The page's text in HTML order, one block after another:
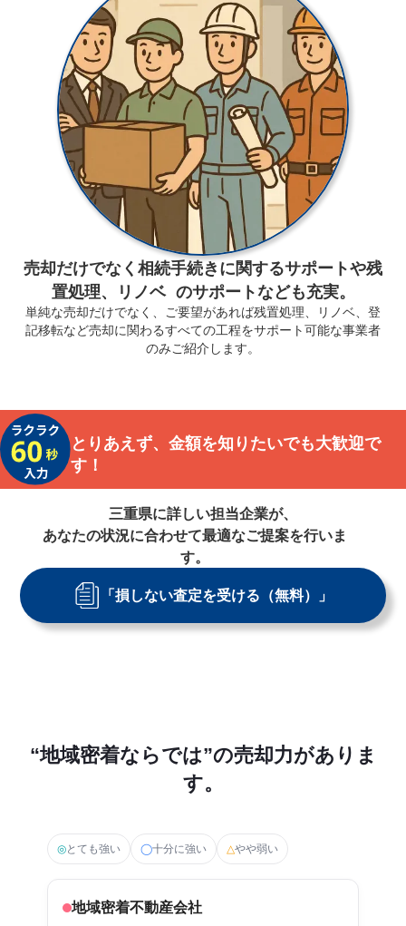
売却だけでなく相続手続きに関するサポートや残
置処理、リノベ のサポートなども充実。
単純な売却だけでなく、ご要望があれば残置処理、リノベ、登
記移転など売却に関わるすべての工程をサポート可能な事業者
のみご紹介します。
とりあえず、金額を知りたいでも大歓迎で
す！
三重県に詳しい担当企業が、
あなたの状況に合わせて最適なご提案を行いま
す。
「損しない査定を受ける（無料）」
“地域密着ならでは”の売却力がありま
す。
◎とても強い ◯十分に強い △やや弱い
地域密着不動産会社